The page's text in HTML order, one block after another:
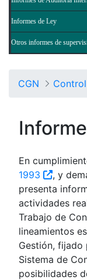
Informes de Ley
Otros informes de
CGN
En
1993
, y
presenta
actividades
Trabajo de
lineamientos
Gestión,
Sistema de
posibilidades